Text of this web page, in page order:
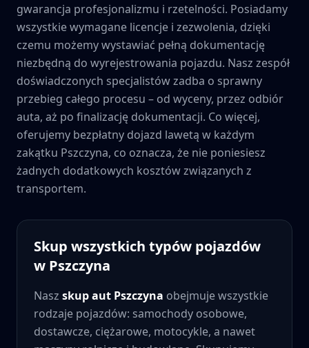
gwarancja profesjonalizmu i rzetelności. Posiadamy
wszystkie wymagane licencje i zezwolenia, dzięki
czemu możemy wystawiać pełną dokumentację
niezbędną do wyrejestrowania pojazdu. Nasz zespół
doświadczonych specjalistów zadba o sprawny
przebieg całego procesu – od wyceny, przez odbiór
auta, aż po finalizację dokumentacji. Co więcej,
oferujemy bezpłatny dojazd lawetą w każdym
zakątku Pszczyna, co oznacza, że nie poniesiesz
żadnych dodatkowych kosztów związanych z
transportem.
Skup wszystkich typów pojazdów
w Pszczyna
Nasz skup aut Pszczyna obejmuje wszystkie
rodzaje pojazdów: samochody osobowe,
dostawcze, ciężarowe, motocykle, a nawet